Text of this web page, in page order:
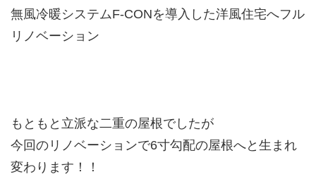
無風冷暖システムF-CONを導入した洋風住宅へフル
リノベーション
もともと立派な二重の屋根でしたが
今回のリノベーションで6寸勾配の屋根へと生まれ
変わります！！